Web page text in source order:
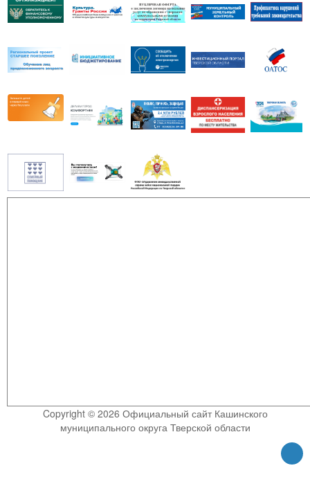
Copyright © 2026 Официальный сайт Кашинского
муниципального округа Тверской области